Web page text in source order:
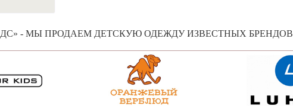
- МЫ ПРОДАЕМ ДЕТСКУЮ ОДЕЖДУ ИЗВЕСТНЫХ БРЕНДОВ